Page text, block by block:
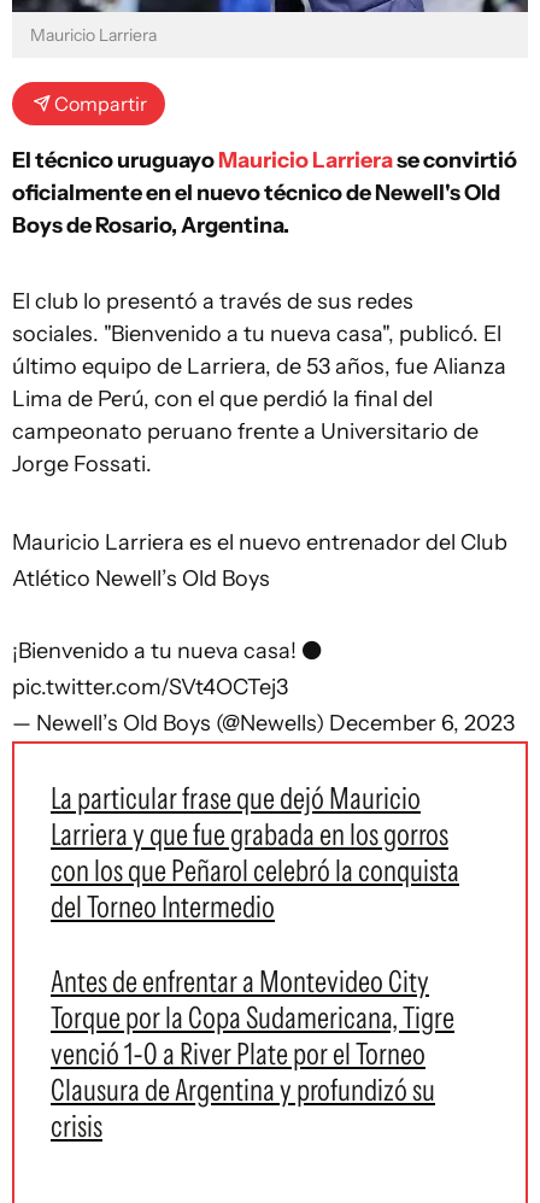
Mauricio Larriera
Compartir
El técnico uruguayoMauricio Larrierase convirtió
oficialmente en el nuevo técnico de Newell's Old
Boys de Rosario, Argentina.
El club lo presentó a través de sus redes
sociales. "Bienvenido a tu nueva casa", publicó. El
último equipo de Larriera, de 53 años, fue Alianza
Lima de Perú, con el que perdió la final del
campeonato peruano frente a Universitario de
Jorge Fossati.
Mauricio Larriera es el nuevo entrenador del Club
Atlético Newell’s Old Boys
¡Bienvenido a tu nueva casa! ⚫️
pic.twitter.com/SVt4OCTej3
— Newell’s Old Boys (@Newells) December 6, 2023
La particular frase que dejó Mauricio
Larriera y que fue grabada en los gorros
con los que Peñarol celebró la conquista
del Torneo Intermedio
Antes de enfrentar a Montevideo City
Torque por la Copa Sudamericana, Tigre
venció 1-0 a River Plate por el Torneo
Clausura de Argentina y profundizó su
crisis